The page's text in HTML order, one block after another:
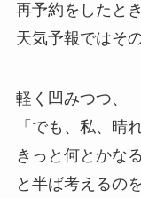
再予約をしたとき
天気予報ではそ
軽く凹みつつ、
「でも、私、晴
きっと何とかな
と半ば考えるの